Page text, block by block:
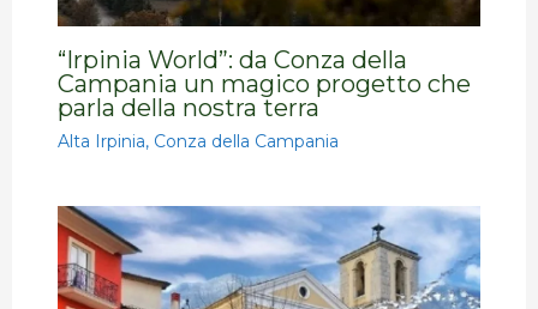
“Irpinia World”: da Conza della
Campania un magico progetto che
parla della nostra terra
Alta Irpinia, Conza della Campania